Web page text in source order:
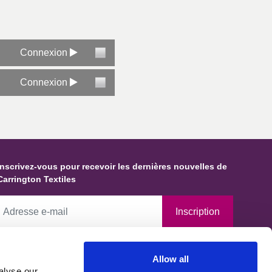
Allow all
Connexion
Connexion
vous pour recevoir les dernières nouvelles de
Textiles
Inscription
En cochant cette case, vous autorisez Carrington Textiles à
conserver des données et des informations vous concernant et à les